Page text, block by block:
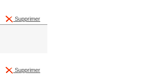
Supprimer
Supprimer